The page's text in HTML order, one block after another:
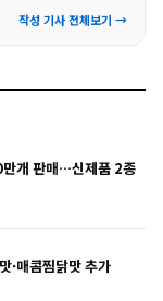
작성 기사 전체보기 →
개 판매…신제품 2종
·매콤찜닭맛 추가